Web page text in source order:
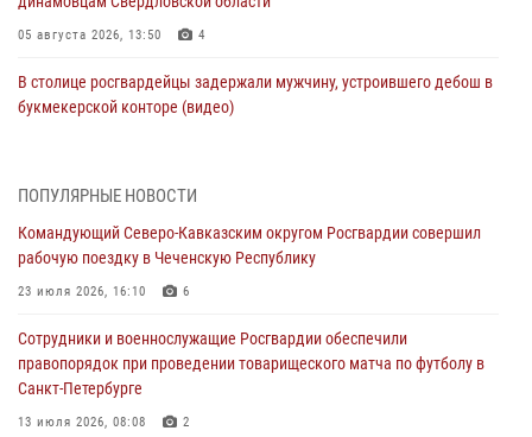
05 августа 2026, 13:50 4
В столице росгвардейцы задержали мужчину, устроившего дебош в
букмекерской конторе (видео)
В Удмуртии при силовой поддержке спецназа Росгвардии
оздоровительных услуг (видео)
05 августа 2026, 13:20
посетили мастер-класс по художественной гимнастике
05 августа 2026, 13:00 3
Офицеры Росгвардии и ветераны войск правопорядка почтили
ПОПУЛЯРНЫЕ НОВОСТИ
Командующий Северо-Кавказским округом Росгвардии совершил
рабочую поездку в Чеченскую Республику
23 июля 2026, 16:10 6
Сотрудники и военнослужащие Росгвардии обеспечили
правопорядок при проведении товарищеского матча по футболу в
Санкт-Петербурге
13 июля 2026, 08:08 2